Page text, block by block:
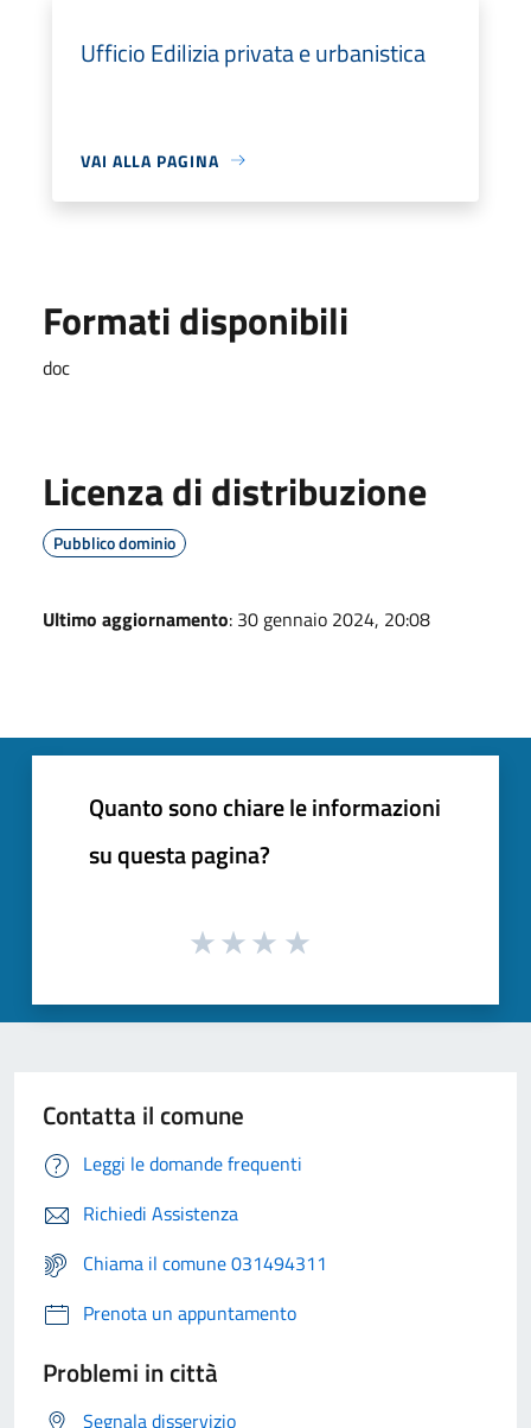
Ufficio Edilizia privata e urbanistica
VAI ALLA PAGINA
Formati disponibili
doc
Licenza di distribuzione
Pubblico dominio
Ultimo aggiornamento: 30 gennaio 2024, 20:08
Quanto sono chiare le informazioni
su questa pagina?
Contatta il comune
Leggi le domande frequenti
Richiedi Assistenza
Chiama il comune 031494311
Prenota un appuntamento
Problemi in città
Segnala disservizio